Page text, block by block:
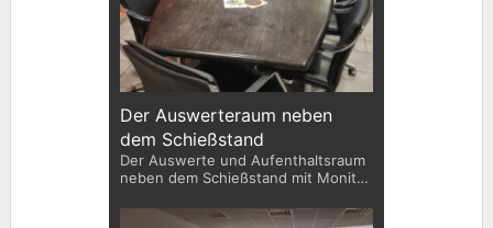
Der Auswerteraum neben
dem Schießstand
Der Auswerte und Aufenthaltsraum
neben dem Schießstand mit Monitor